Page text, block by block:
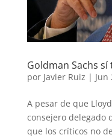
Goldman Sachs
por Javier Ruiz | Jun
A pesar de que
consejero delegado
que los críticos no